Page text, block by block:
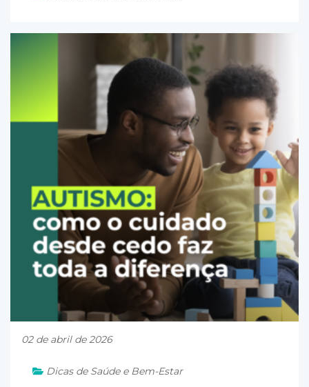
02 de abril de 2026
Dicas de Saúde e Bem-Estar